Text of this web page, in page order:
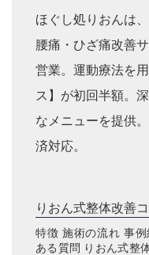
ほぐし処りおんは
腰痛・ひざ痛改善
営業。運動療法を
ス】が初回半額。
なメニューを提供
済対応。
りおん式整体改善
特徴 施術の流れ 事例
ある質問 りおん式整